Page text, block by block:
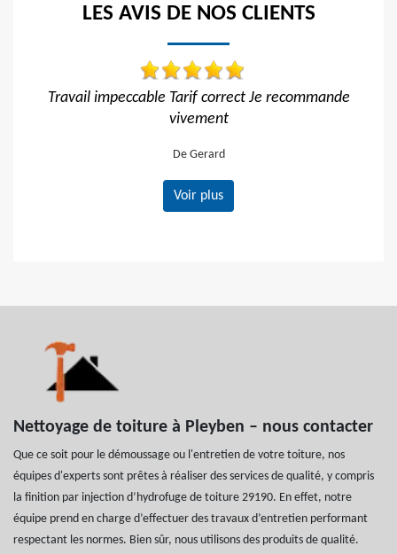
LES AVIS DE NOS CLIENTS
correct Je recommande
Réactif et efficace, je
Voir plus
Nettoyage de toiture à Pleyben – nous contacter
Que ce soit pour le démoussage ou l'entretien de votre toiture, nos
équipes d'experts sont prêtes à réaliser des services de qualité, y compris
la finition par injection d’hydrofuge de toiture 29190. En effet, notre
équipe prend en charge d’effectuer des travaux d’entretien performant
respectant les normes. Bien sûr, nous utilisons des produits de qualité.